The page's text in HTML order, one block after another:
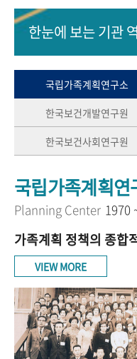
50+1 주년 기념
세계와 함께 한 KIHASA
VR 역사관
한눈에 보는기관
국립가족계획연구소
한국보건개발연구원
한국보건사회연구원
국립가족계획연
Planning Center 1970
가족계획 정책의 종합
VIEW MORE